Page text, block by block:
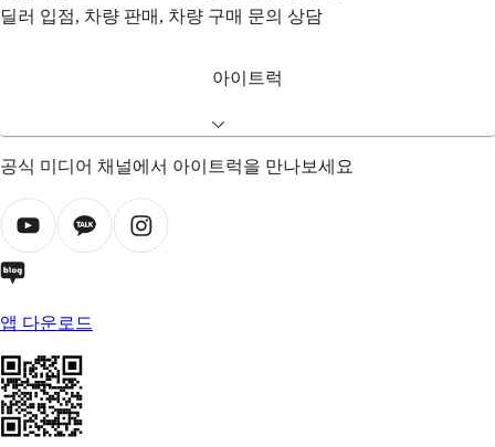
딜러 입점, 차량 판매, 차량 구매 문의 상담
아이트럭
공식 미디어 채널에서 아이트럭을 만나보세요
앱 다운로드